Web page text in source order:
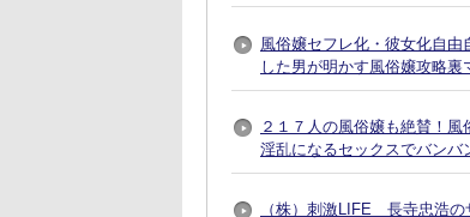
風俗嬢セフレ化・彼女化自由
した男が明かす風俗嬢攻略
２１７人の風俗嬢も絶賛！
淫乱になるセックスでバンバ
（株）刺激LIFE 長寺忠浩